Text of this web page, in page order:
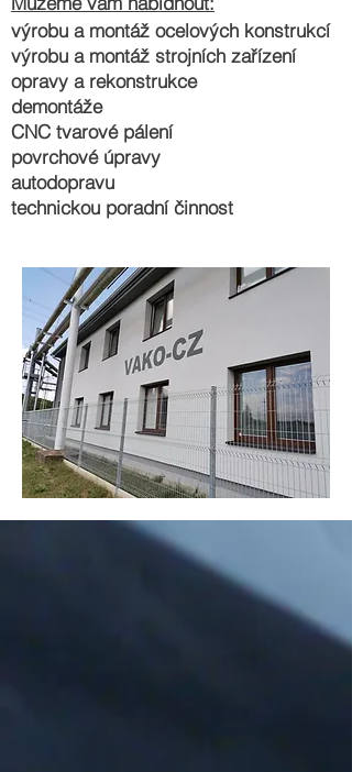
výrobu a montáž ocelových konstrukcí
výrobu a montáž strojních zařízení
opravy a rekonstrukce
demontáže
CNC tvarové pálení
povrchové úpravy
autodopravu
technickou poradní činnost